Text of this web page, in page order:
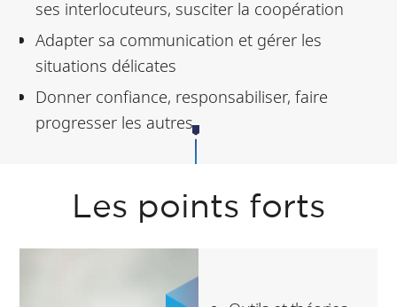
ses interlocuteurs, susciter la coopération
Adapter sa communication et gérer les
situations délicates
Donner confiance, responsabiliser, faire
progresser les autres
Les points forts